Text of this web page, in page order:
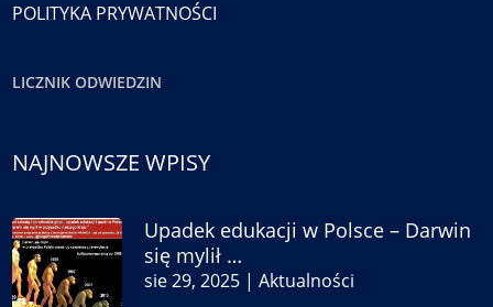
POLITYKA PRYWATNOŚCI
LICZNIK ODWIEDZIN
NAJNOWSZE WPISY
Upadek edukacji w Polsce – Darwin
się mylił …
sie 29, 2025 |Aktualności